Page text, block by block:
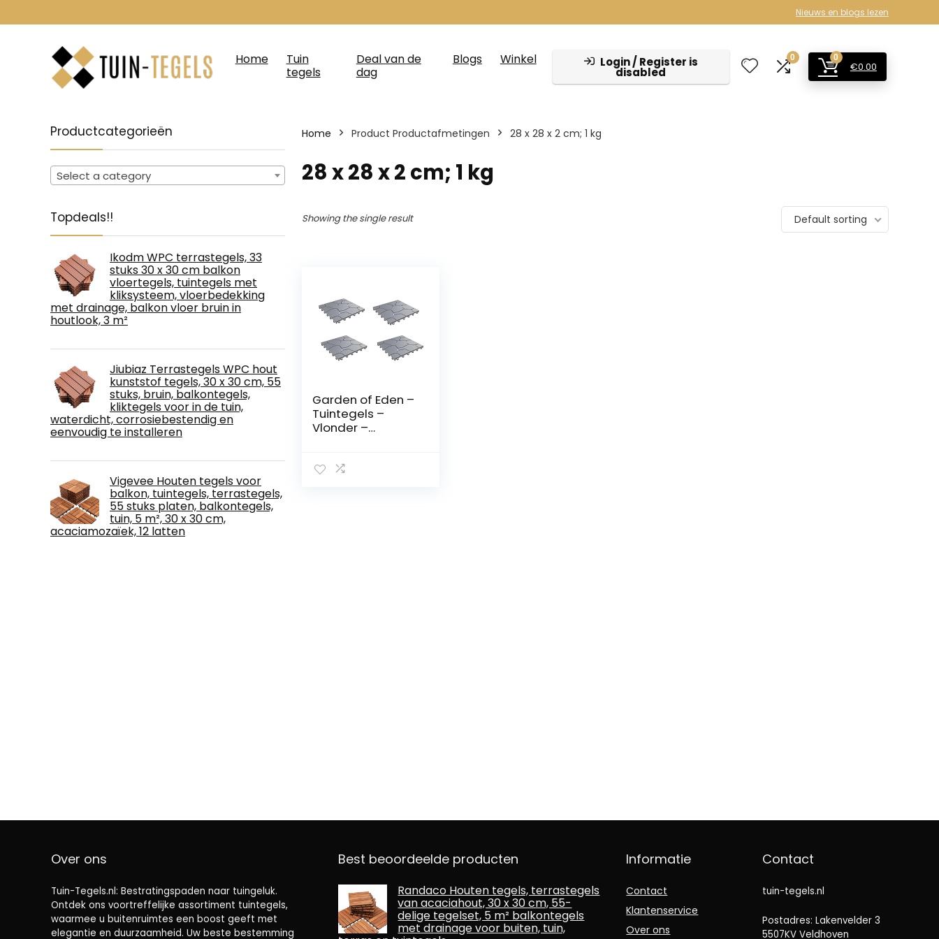
Nieuws en blogs lezen
Home
Tuin
tegels
Deal van de
dag
Blogs Winkel Login / Register is
disabled
0 0
€0.00
Productcategorieën
Select a category
Topdeals!!
Ikodm WPC terrastegels, 33
stuks 30 x 30 cm balkon
vloertegels, tuintegels met
kliksysteem, vloerbedekking
met drainage, balkon vloer bruin in
houtlook, 3 m²
Jiubiaz Terrastegels WPC hout
kunststof tegels, 30 x 30 cm, 55
stuks, bruin, balkontegels,
kliktegels voor in de tuin,
waterdicht, corrosiebestendig en
eenvoudig te installeren
Vigevee Houten tegels voor
balkon, tuintegels, terrastegels,
55 stuks platen, balkontegels,
tuin, 5 m², 30 x 30 cm,
acaciamozaïek, 12 latten
Home Product Productafmetingen ‎28 x 28 x 2 cm; 1 kg
‎28 x 28 x 2 cm; 1 kg
Showing the single result Default sorting
Garden of Eden –
Tuintegels –
Vlonder –
Kunststof – Grijs –
Over ons
Tuin-Tegels.nl: Bestratingspaden naar tuingeluk.
Ontdek ons ​​voortreffelijke assortiment tuintegels,
waarmee u buitenruimtes een boost geeft met
elegantie en duurzaamheid. Uw beste bestemming
Best beoordeelde producten
Randaco Houten tegels, terrastegels
van acaciahout, 30 x 30 cm, 55-
delige tegelset, 5 m² balkontegels
met drainage voor buiten, tuin,
Informatie
Contact
Klantenservice
Over ons
Contact
tuin-tegels.nl
Postadres: Lakenvelder 3
5507KV Veldhoven